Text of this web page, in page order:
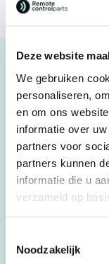
Deze website
We gebruiken
personaliseren,
en om ons
informatie over
partners voor
partners kunnen
informatie die u
verzameld op
Noodzakelijk
Description
Hetronic® touch
60403150
Original spare part
Original spare
Weight